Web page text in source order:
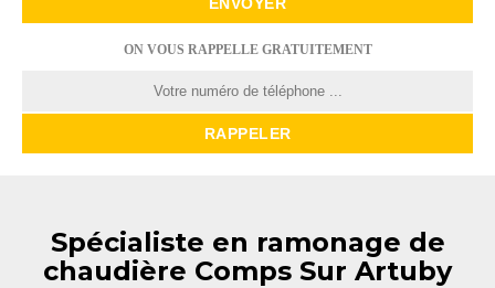
ON VOUS RAPPELLE GRATUITEMENT
Spécialiste en ramonage de
chaudière Comps Sur Artuby